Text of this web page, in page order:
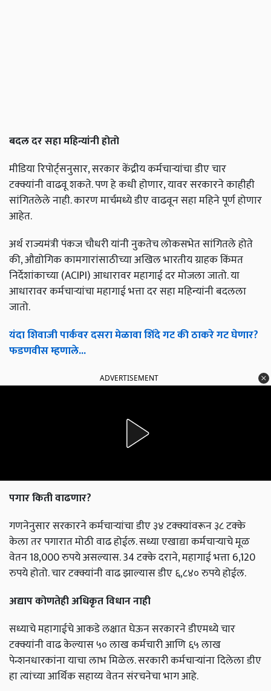
बदल दर सहा महिन्यांनी होतो
मीडिया रिपोर्ट्सनुसार, सरकार केंद्रीय कर्मचाऱ्यांचा डीए चार
टक्क्यांनी वाढवू शकते. पण हे कधी होणार, यावर सरकारने काहीही
सांगितलेले नाही. कारण मार्चमध्ये डीए वाढवून सहा महिने पूर्ण होणार
आहेत.
अर्थ राज्यमंत्री पंकज चौधरी यांनी नुकतेच लोकसभेत सांगितले होते
की, औद्योगिक कामगारांसाठीच्या अखिल भारतीय ग्राहक किंमत
निर्देशांकाच्या (ACIPI) आधारावर महागाई दर मोजला जातो. या
आधारावर कर्मचाऱ्यांचा महागाई भत्ता दर सहा महिन्यांनी बदलला
जातो.
यंदा शिवाजी पार्कवर दसरा मेळावा शिंदे गट की ठाकरे गट घेणार?
फडणवीस म्हणाले...
ADVERTISEMENT
पगार किती वाढणार?
गणनेनुसार सरकारने कर्मचाऱ्यांचा डीए ३४ टक्क्यांवरून ३८ टक्के
केला तर पगारात मोठी वाढ होईल. सध्या एखाद्या कर्मचाऱ्याचे मूळ
वेतन 18,000 रुपये असल्यास. 34 टक्के दराने, महागाई भत्ता 6,120
रुपये होतो. चार टक्क्यांनी वाढ झाल्यास डीए ६,८४० रुपये होईल.
अद्याप कोणतेही अधिकृत विधान नाही
सध्याचे महागाईचे आकडे लक्षात घेऊन सरकारने डीएमध्ये चार
टक्क्यांनी वाढ केल्यास ५० लाख कर्मचारी आणि ६५ लाख
पेन्शनधारकांना याचा लाभ मिळेल. सरकारी कर्मचाऱ्यांना दिलेला डीए
हा त्यांच्या आर्थिक सहाय्य वेतन संरचनेचा भाग आहे.